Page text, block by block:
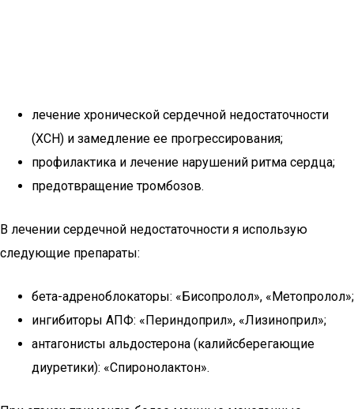
лечение хронической сердечной недостаточности
(ХСН) и замедление ее прогрессирования;
профилактика и лечение нарушений ритма сердца;
предотвращение тромбозов.
В лечении сердечной недостаточности я использую
следующие препараты:
бета-адреноблокаторы: «Бисопролол», «Метопролол»;
ингибиторы АПФ: «Периндоприл», «Лизиноприл»;
антагонисты альдостерона (калийсберегающие
диуретики): «Спиронолактон».